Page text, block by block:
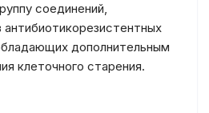
соединений,
дополнительным
клеточного старения.